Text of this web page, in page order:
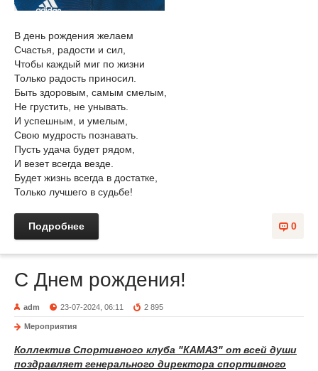
В день рождения желаем
Счастья, радости и сил,
Чтобы каждый миг по жизни
Только радость приносил.
Быть здоровым, самым смелым,
Не грустить, не унывать.
И успешным, и умелым,
Свою мудрость познавать.
Пусть удача будет рядом,
И везет всегда везде.
Будет жизнь всегда в достатке,
Только лучшего в судьбе!
0
Подробнее
С Днем рождения!
adm 23-07-2024, 06:11 2 895
Мероприятия
Коллектив Спортивного клуба "КАМАЗ" от всей души
поздравляет генерального директора спортивного